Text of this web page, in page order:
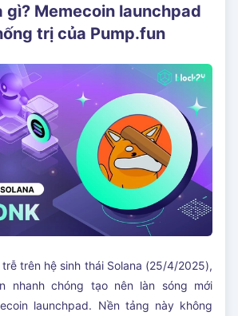
gì? Memecoin launchpad
trị của Pump.fun
trên hệ sinh thái Solana (25/4/2025),
nhanh chóng tạo nên làn sóng mới
launchpad. Nền tảng này không